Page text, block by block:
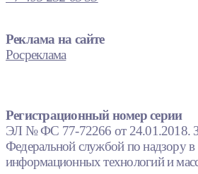
Реклама на сайте
Росреклама
Регистрационный номер серии
ЭЛ № ФС 77-72266 от 24.01.2018.
Федеральной службой по надзору в
информационных технологий и